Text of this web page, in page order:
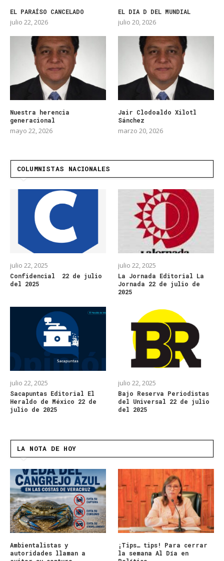
EL PARAÍSO CANCELADO
julio 22, 2026
EL DIA D DEL MUNDIAL
julio 20, 2026
Nuestra herencia
generacional
mayo 22, 2026
Jair Clodoaldo Xilotl
Sánchez
marzo 20, 2026
COLUMNISTAS NACIONALES
julio 22, 2025
Confidencial 22 de julio
del 2025
julio 22, 2025
La Jornada Editorial La
Jornada 22 de julio de
2025
julio 22, 2025
Sacapuntas Editorial El
Heraldo de México 22 de
julio de 2025
julio 22, 2025
Bajo Reserva Periodistas
del Universal 22 de julio
del 2025
LA NOTA DE HOY
Ambientalistas y
autoridades llaman a
¡Tips… tips! Para cerrar
la semana Al Día en